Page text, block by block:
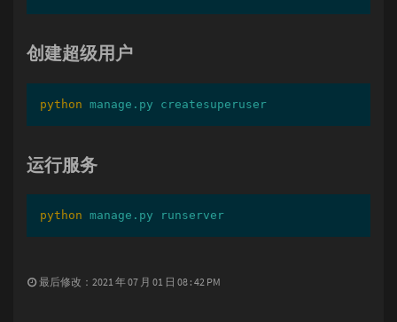
创建超级用户
python manage.py createsuperuser
运行服务
python manage.py runserver
最后修改：2021 年 07 月 01 日 08 : 42 PM